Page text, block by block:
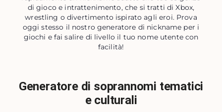
di gioco e intrattenimento, che si tratti di Xbox,
wrestling o divertimento ispirato agli eroi. Prova
oggi stesso il nostro generatore di nickname per i
giochi e fai salire di livello il tuo nome utente con
facilità!
Generatore di soprannomi tematici
e culturali